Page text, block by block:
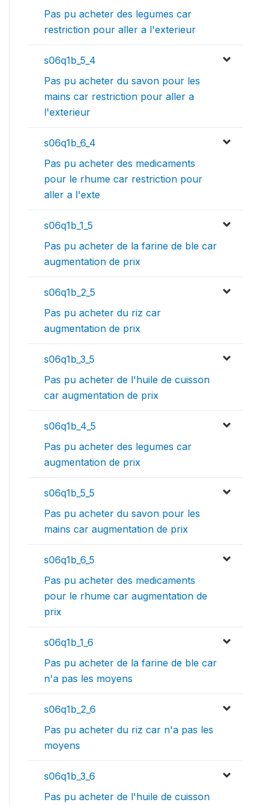
Pas pu acheter des legumes car
restriction pour aller a l'exterieur
s06q1b_5_4
Pas pu acheter du savon pour les
mains car restriction pour aller a
l'exterieur
s06q1b_6_4
Pas pu acheter des medicaments
pour le rhume car restriction pour
aller a l'exte
s06q1b_1_5
Pas pu acheter de la farine de ble car
augmentation de prix
s06q1b_2_5
Pas pu acheter du riz car
augmentation de prix
s06q1b_3_5
Pas pu acheter de l'huile de cuisson
car augmentation de prix
s06q1b_4_5
Pas pu acheter des legumes car
augmentation de prix
s06q1b_5_5
Pas pu acheter du savon pour les
mains car augmentation de prix
s06q1b_6_5
Pas pu acheter des medicaments
pour le rhume car augmentation de
prix
s06q1b_1_6
Pas pu acheter de la farine de ble car
n'a pas les moyens
s06q1b_2_6
Pas pu acheter du riz car n'a pas les
moyens
s06q1b_3_6
Pas pu acheter de l'huile de cuisson